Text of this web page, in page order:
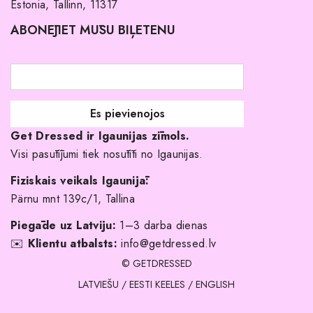
Pirkuma noteikumi un nosacījumi
Atgriešanas politika
Līgavas družiņu kleitas
Veikali
Kāpēc izvēlēties mūs?
Estonia, Tallinn, 11317
ABONĒJIET MŪSU BIĻETENU
Get Dressed ir Igaunijas zīmols.
Visi pasūtījumi tiek nosūtīti no Igaunijas.
Fiziskais veikals Igaunijā:
Pärnu mnt 139c/1, Tallina
Piegāde uz Latviju: 1–3 darba dienas
✉️ Klientu atbalsts: info@getdressed.lv
© GETDRESSED
LATVIEŠU / EESTI KEELES / ENGLISH